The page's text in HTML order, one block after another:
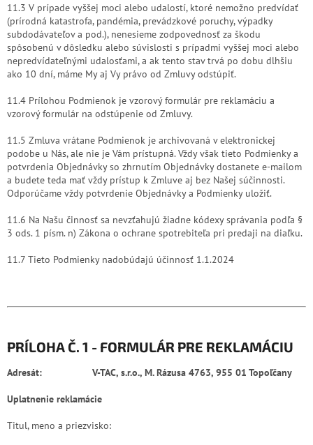
11.3 V prípade vyššej moci alebo udalostí, ktoré nemožno predvídať
(prírodná katastrofa, pandémia, prevádzkové poruchy, výpadky
subdodávateľov a pod.), nenesieme zodpovednosť za škodu
spôsobenú v dôsledku alebo súvislosti s prípadmi vyššej moci alebo
nepredvídateľnými udalosťami, a ak tento stav trvá po dobu dlhšiu
ako 10 dní, máme My aj Vy právo od Zmluvy odstúpiť.
11.4 Prílohou Podmienok je vzorový formulár pre reklamáciu a
vzorový formulár na odstúpenie od Zmluvy.
11.5 Zmluva vrátane Podmienok je archivovaná v elektronickej
podobe u Nás, ale nie je Vám prístupná. Vždy však tieto Podmienky a
potvrdenia Objednávky so zhrnutím Objednávky dostanete e-mailom
a budete teda mať vždy prístup k Zmluve aj bez Našej súčinnosti.
Odporúčame vždy potvrdenie Objednávky a Podmienky uložiť.
11.6 Na Našu činnosť sa nevzťahujú žiadne kódexy správania podľa §
3 ods. 1 písm. n) Zákona o ochrane spotrebiteľa pri predaji na diaľku.
11.7 Tieto Podmienky nadobúdajú účinnosť 1.1.2024
PRÍLOHA Č. 1 - FORMULÁR PRE REKLAMÁCIU
Adresát: V-TAC, s.r.o., M. Rázusa 4763, 955 01 Topoľčany
Uplatnenie reklamácie
Titul, meno a priezvisko: